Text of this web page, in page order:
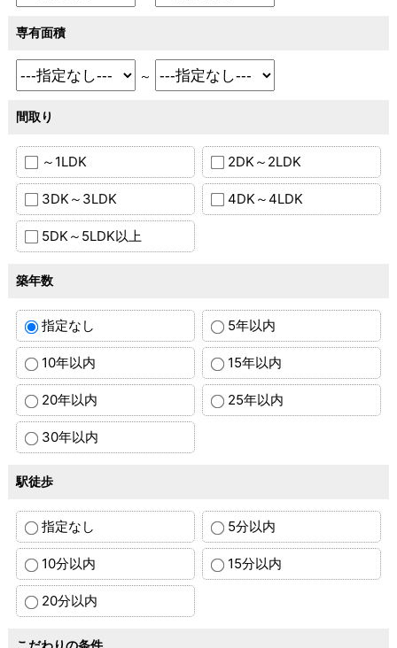
専有面積
～
間取り
～1LDK 2DK～2LDK
3DK～3LDK 4DK～4LDK
5DK～5LDK以上
築年数
指定なし 5年以内
10年以内 15年以内
20年以内 25年以内
30年以内
駅徒歩
指定なし 5分以内
10分以内 15分以内
20分以内